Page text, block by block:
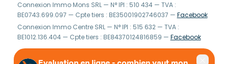
Connexion Immo Mons SRL — N° IPI : 510 434 — TVA :
BE0743.699.097 — Cpte tiers : BE35001902746037 — Facebook
Connexion Immo Centre SRL — N° IPI : 515 632 — TVA :
BE1012.136.404 — Cpte tiers : BE84370124816859 — Facebook